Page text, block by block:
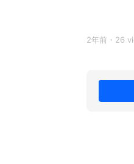
2年前・26